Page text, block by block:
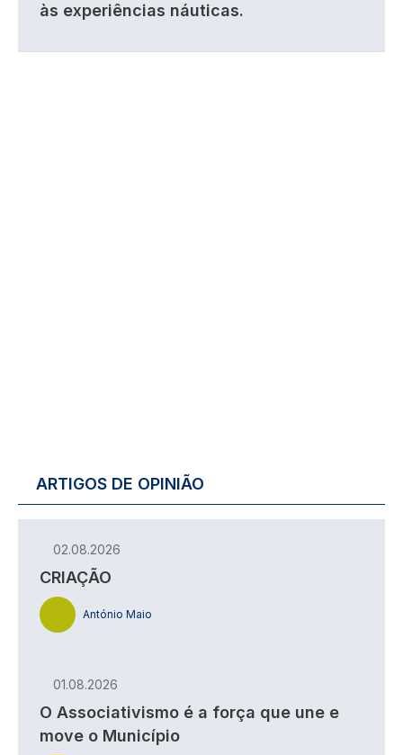
às experiências náuticas.
ARTIGOS DE OPINIÃO
02.08.2026
CRIAÇÃO
António Maio
01.08.2026
O Associativismo é a força que une e
move o Município